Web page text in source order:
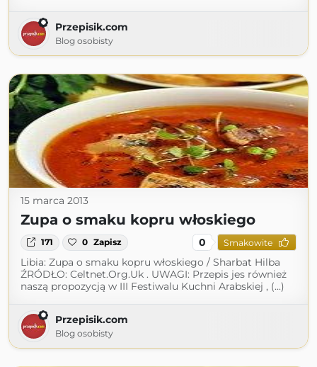
Przepisik.com
Blog osobisty
15 marca 2013
Zupa o smaku kopru włoskiego
171 0 Zapisz 0 Smakowite
Libia: Zupa o smaku kopru włoskiego / Sharbat Hilba
ŹRÓDŁO: Celtnet.Org.Uk . UWAGI: Przepis jes również
naszą propozycją w III Festiwalu Kuchni Arabskiej , (...)
Przepisik.com
Blog osobisty